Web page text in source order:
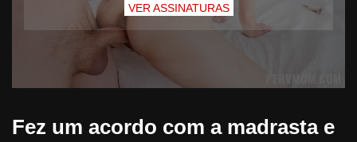
VER ASSINATURAS
Fez um acordo com a madrasta e